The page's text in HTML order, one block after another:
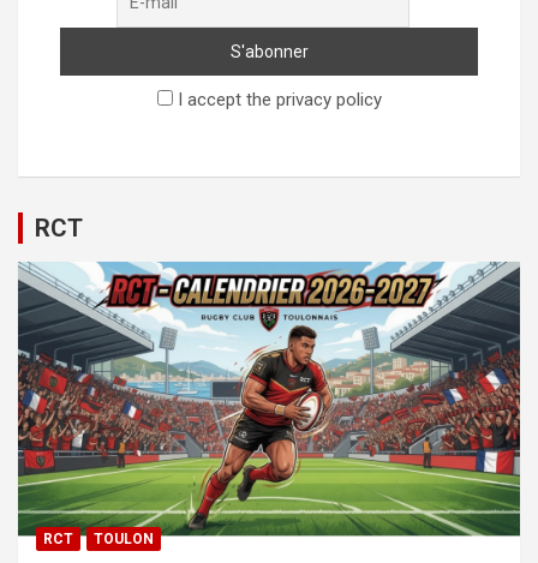
I accept the privacy policy
RCT
RCT TOULON